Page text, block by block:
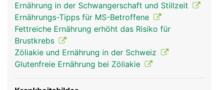
Ratgeber
Rubriken
Ernährung in der Schwangerschaft und Stillzeit
Ernährungs-Tipps für MS-Betroffene
Fettreiche Ernährung erhöht das Risiko für
Brustkrebs
Zöliakie und Ernährung in der Schweiz
Glutenfreie Ernährung bei Zöliakie